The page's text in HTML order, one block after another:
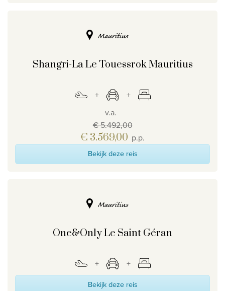
Mauritius
Shangri-La Le Touessrok Mauritius
v.a.
€ 5.492,00
€ 3.569,00 p.p.
Bekijk deze reis
Mauritius
One&Only Le Saint Géran
Bekijk deze reis